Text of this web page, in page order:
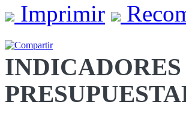
Imprimir